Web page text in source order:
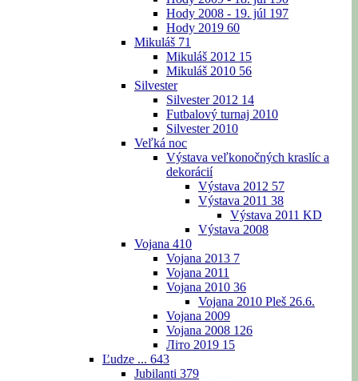
Hody 2008 - 19. júl 197
Hody 2019 60
Mikuláš 71
Mikuláš 2012 15
Mikuláš 2010 56
Silvester
Silvester 2012 14
Futbalový turnaj 2010
Silvester 2010
Veľká noc
Výstava veľkonočných kraslíc a
dekorácií
Výstava 2012 57
Výstava 2011 38
Výstava 2011 KD
Výstava 2008
Vojana 410
Vojana 2013 7
Vojana 2011
Vojana 2010 36
Vojana 2010 Pleš 26.6.
Vojana 2009
Vojana 2008 126
Літо 2019 15
Ľudze ... 643
Jubilanti 379